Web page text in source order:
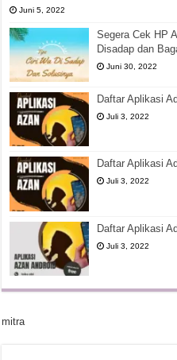
Juni 5, 2022
Segera Cek HP
Disadap dan
Juni 30, 2022
Daftar Aplikasi
Juli 3, 2022
Daftar Aplikasi
Juli 3, 2022
Daftar Aplikasi
Juli 3, 2022
mitra